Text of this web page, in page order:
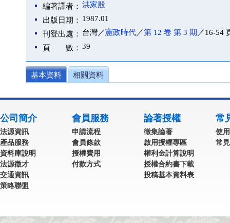
編著譯者： 洪家殷
出版日期： 1987.01
刊登出處： 台灣／憲政時代／第 12 卷 第 3 期 ／16-54
頁 數： 39
基本資料 相關資料
公司簡介
法源資訊
產品服務
資料庫說明
法源徵才
交通資訊
策略聯盟
會員服務
申請流程
會員條款
授權費用
付款方式
論著授權
徵集論著
啟用授權專區
權利金計算說明
授權合約書下載
投稿基本資料表
常
使
常